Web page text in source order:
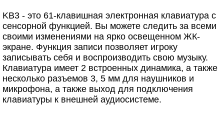
KB3 - это 61-клавишная электронная клавиатура с
сенсорной функцией. Вы можете следить за всеми
своими изменениями на ярко освещенном ЖК-
экране. Функция записи позволяет игроку
записывать себя и воспроизводить свою музыку.
Клавиатура имеет 2 встроенных динамика, а также
несколько разъемов 3, 5 мм для наушников и
микрофона, а также выход для подключения
клавиатуры к внешней аудиосистеме.